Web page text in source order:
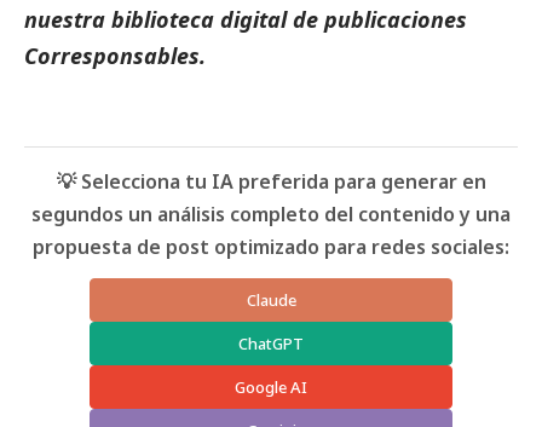
nuestra biblioteca digital de publicaciones
Corresponsables.
💡 Selecciona tu IA preferida para generar en
segundos un análisis completo del contenido y una
propuesta de post optimizado para redes sociales:
Claude
ChatGPT
Google AI